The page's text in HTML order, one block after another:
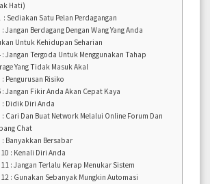
Hati)
: Sediakan Satu Pelan Perdagangan
: Jangan Berdagang Dengan Wang Yang Anda
Untuk Kehidupan Seharian
: Jangan Tergoda Untuk Menggunakan Tahap
Yang Tidak Masuk Akal
: Pengurusan Risiko
: Jangan Fikir Anda Akan Cepat Kaya
: Didik Diri Anda
: Cari Dan Buat Network Melalui Online Forum Dan
Chat
: Banyakkan Bersabar
10 : Kenali Diri Anda
11 : Jangan Terlalu Kerap Menukar Sistem
12 : Gunakan Sebanyak Mungkin Automasi